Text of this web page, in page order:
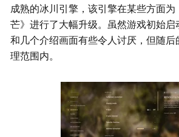
成熟的冰川引擎，该引擎在某些方面
芒》进行了大幅升级。虽然游戏初始
和几个介绍画面有些令人讨厌，但随
理范围内。